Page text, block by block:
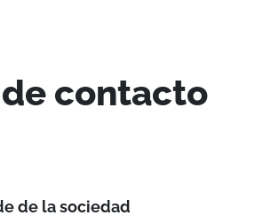
contacto
de la sociedad